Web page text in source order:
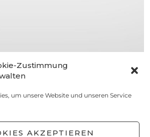
Zustimmung
um unsere Website und unseren Service
AKZEPTIEREN
NASCHEN
Praline